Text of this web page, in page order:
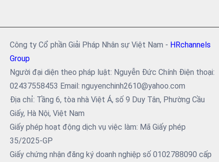
Công ty Cổ phần Giải Pháp Nhân sự Việt Nam - HRchannels
Group
Người đại diện theo pháp luật: Nguyễn Đức Chính Điện thoại:
02437558453 Email: nguyenchinh2610@yahoo.com
Địa chỉ: Tầng 6, tòa nhà Việt Á, số 9 Duy Tân, Phường Cầu
Giấy, Hà Nội, Việt Nam
Giấy phép hoạt động dịch vụ việc làm: Mã Giấy phép
35/2025-GP
Giấy chứng nhận đăng ký doanh nghiệp số 0102788090 cấp